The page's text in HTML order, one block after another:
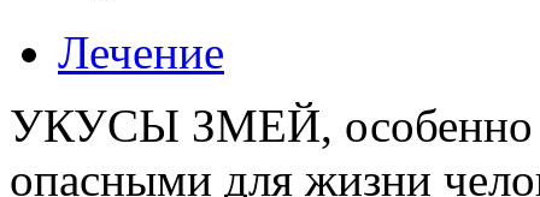
Лечение
УКУСЫ ЗМЕЙ, особенно
опасными для жизни